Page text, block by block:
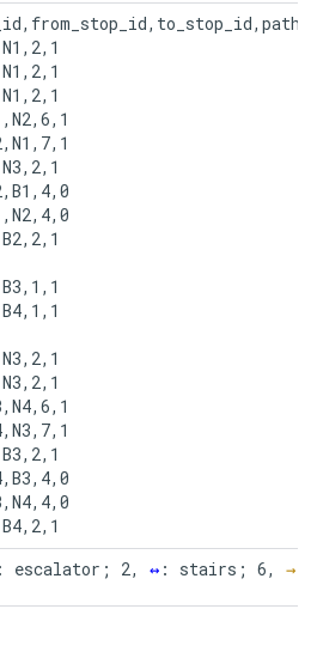
: escalator; 2, ↔ : stairs; 6, →